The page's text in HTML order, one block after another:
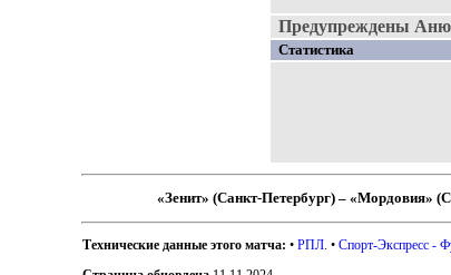
Предупреждены
Статистика
«Зенит» (Санкт-Петербург) – «Мордовия»
Технические данные этого матча: •РПЛ . •Спорт-Экспресс -